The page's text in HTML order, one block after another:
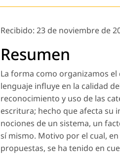
Recibido: 23 de noviembre de
Resumen
La forma como organizamos
lenguaje influye en la calidad
reconocimiento y uso de las
escritura; hecho que afecta su
nociones de un sistema, un
sí mismo. Motivo por el cual,
propuestas, se ha tenido en